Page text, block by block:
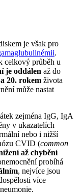
je však pro
.
celkový průběh u
je oddálen až do
20. rokem života
může nastat
zejména IgG, IgA
v ukazatelích
nebo i nižší
CVID (common
až chybění
probíhá
, nejvíce jsou
více